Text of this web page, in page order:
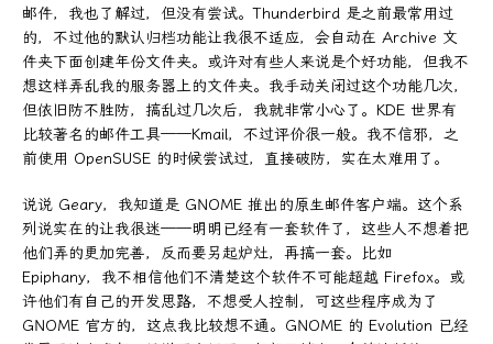
邮件，我也了解过，但没有尝试。Thunderbird 是之前最常用过
的，不过他的默认归档功能让我很不适应，会自动在 Archive 文
件夹下面创建年份文件夹。或许对有些人来说是个好功能，但我不
想这样弄乱我的服务器上的文件夹。我手动关闭过这个功能几次，
但依旧防不胜防，搞乱过几次后，我就非常小心了。KDE 世界有
比较著名的邮件工具——Kmail，不过评价很一般。我不信邪，之
前使用 OpenSUSE 的时候尝试过，直接破防，实在太难用了。
说说 Geary，我知道是 GNOME 推出的原生邮件客户端。这个系
列说实在的让我很迷——明明已经有一套软件了，这些人不想着把
他们弄的更加完善，反而要另起炉灶，再搞一套。比如
Epiphany，我不相信他们不清楚这个软件不可能超越 Firefox。或
许他们有自己的开发思路，不想受人控制，可这些程序成为了
GNOME 官方的，这点我比较想不通。GNOME 的 Evolution 已经